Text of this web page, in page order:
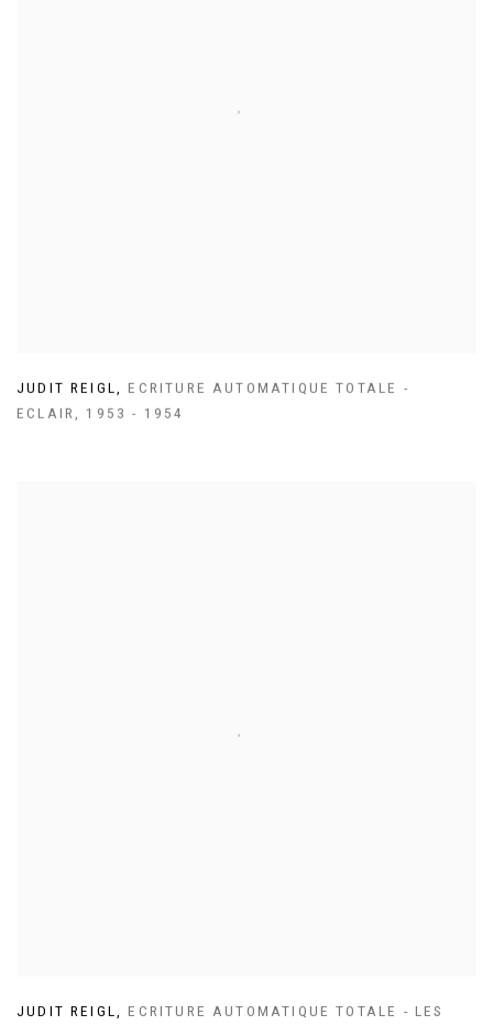
JUDIT REIGL,ECRITURE AUTOMATIQUE TOTALE -
ECLAIR , 1953 - 1954
JUDIT REIGL ,ECRITURE AUTOMATIQUE TOTALE - LES